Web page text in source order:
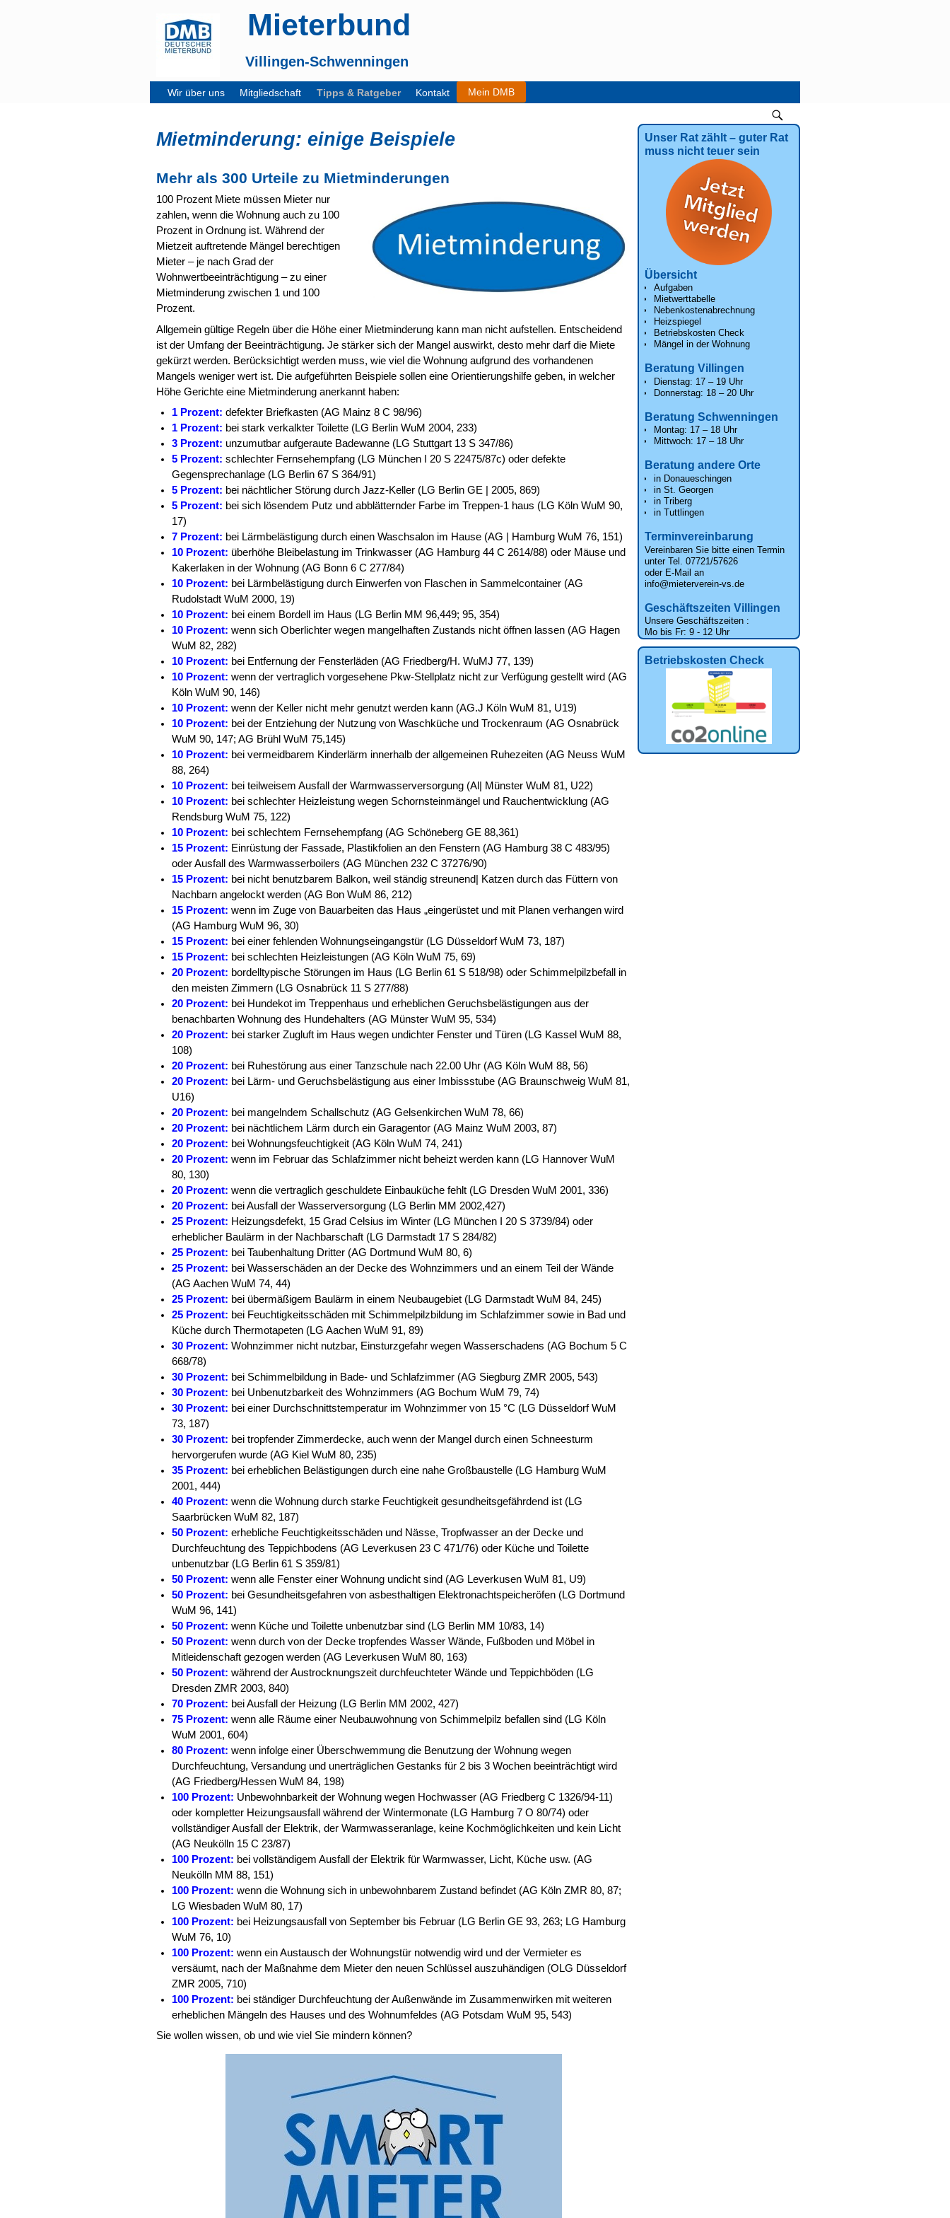
Mieterbund
Villingen-Schwenningen
Wir über uns Mitgliedschaft Tipps & Ratgeber Kontakt Mein DMB
Mietminderung: einige Beispiele
Mehr als 300 Urteile zu Mietminderungen
100 Prozent Miete müssen Mieter nur
zahlen, wenn die Wohnung auch zu 100
Prozent in Ordnung ist. Während der
Mietzeit auftretende Mängel berechtigen
Mieter – je nach Grad der
Wohnwertbeeinträchtigung – zu einer
Mietminderung zwischen 1 und 100
Prozent.
Allgemein gültige Regeln über die Höhe einer Mietminderung kann man nicht aufstellen. Entscheidend
ist der Umfang der Beeinträchtigung. Je stärker sich der Mangel auswirkt, desto mehr darf die Miete
gekürzt werden. Berücksichtigt werden muss, wie viel die Wohnung aufgrund des vorhandenen
Mangels weniger wert ist. Die aufgeführten Beispiele sollen eine Orientierungshilfe geben, in welcher
Höhe Gerichte eine Mietminderung anerkannt haben:
1 Prozent:defekter Briefkasten (AG Mainz 8 C 98/96)
1 Prozent: bei stark verkalkter Toilette (LG Berlin WuM 2004, 233)
3 Prozent: unzumutbar aufgeraute Badewanne (LG Stuttgart 13 S 347/86)
5 Prozent:schlechter Fernsehempfang (LG München I 20 S 22475/87c) oder defekte
Gegensprechanlage (LG Berlin 67 S 364/91)
5 Prozent: bei nächtlicher Störung durch Jazz-Keller (LG Berlin GE | 2005, 869)
5 Prozent: bei sich lösendem Putz und abblätternder Farbe im Treppen-1 haus (LG Köln WuM 90,
17)
7 Prozent: bei Lärmbelästigung durch einen Waschsalon im Hause (AG | Hamburg WuM 76, 151)
10 Prozent: überhöhe Bleibelastung im Trinkwasser (AG Hamburg 44 C 2614/88) oder Mäuse und
Kakerlaken in der Wohnung (AG Bonn 6 C 277/84)
10 Prozent: bei Lärmbelästigung durch Einwerfen von Flaschen in Sammelcontainer (AG
Rudolstadt WuM 2000, 19)
10 Prozent: bei einem Bordell im Haus (LG Berlin MM 96,449; 95, 354)
10 Prozent:wenn sich Oberlichter wegen mangelhaften Zustands nicht öffnen lassen (AG Hagen
WuM 82, 282)
10 Prozent: bei Entfernung der Fensterläden (AG Friedberg/H. WuMJ 77, 139)
10 Prozent:wenn der vertraglich vorgesehene Pkw-Stellplatz nicht zur Verfügung gestellt wird (AG
Köln WuM 90, 146)
10 Prozent:wenn der Keller nicht mehr genutzt werden kann (AG.J Köln WuM 81, U19)
10 Prozent: bei der Entziehung der Nutzung von Waschküche und Trockenraum (AG Osnabrück
WuM 90, 147; AG Brühl WuM 75,145)
10 Prozent: bei vermeidbarem Kinderlärm innerhalb der allgemeinen Ruhezeiten (AG Neuss WuM
88, 264)
10 Prozent: bei teilweisem Ausfall der Warmwasserversorgung (Al| Münster WuM 81, U22)
10 Prozent: bei schlechter Heizleistung wegen Schornsteinmängel und Rauchentwicklung (AG
Rendsburg WuM 75, 122)
10 Prozent: bei schlechtem Fernsehempfang (AG Schöneberg GE 88,361)
15 Prozent: Einrüstung der Fassade, Plastikfolien an den Fenstern (AG Hamburg 38 C 483/95)
oder Ausfall des Warmwasserboilers (AG München 232 C 37276/90)
15 Prozent: bei nicht benutzbarem Balkon, weil ständig streunend| Katzen durch das Füttern von
Nachbarn angelockt werden (AG Bon WuM 86, 212)
15 Prozent:wenn im Zuge von Bauarbeiten das Haus „eingerüstet und mit Planen verhangen wird
(AG Hamburg WuM 96, 30)
15 Prozent: bei einer fehlenden Wohnungseingangstür (LG Düsseldorf WuM 73, 187)
15 Prozent: bei schlechten Heizleistungen (AG Köln WuM 75, 69)
20 Prozent: bordelltypische Störungen im Haus (LG Berlin 61 S 518/98) oder Schimmelpilzbefall in
den meisten Zimmern (LG Osnabrück 11 S 277/88)
20 Prozent: bei Hundekot im Treppenhaus und erheblichen Geruchsbelästigungen aus der
benachbarten Wohnung des Hundehalters (AG Münster WuM 95, 534)
20 Prozent: bei starker Zugluft im Haus wegen undichter Fenster und Türen (LG Kassel WuM 88,
108)
20 Prozent: bei Ruhestörung aus einer Tanzschule nach 22.00 Uhr (AG Köln WuM 88, 56)
20 Prozent: bei Lärm- und Geruchsbelästigung aus einer Imbissstube (AG Braunschweig WuM 81,
U16)
20 Prozent: bei mangelndem Schallschutz (AG Gelsenkirchen WuM 78, 66)
20 Prozent: bei nächtlichem Lärm durch ein Garagentor (AG Mainz WuM 2003, 87)
20 Prozent: bei Wohnungsfeuchtigkeit (AG Köln WuM 74, 241)
20 Prozent:wenn im Februar das Schlafzimmer nicht beheizt werden kann (LG Hannover WuM
80, 130)
20 Prozent:wenn die vertraglich geschuldete Einbauküche fehlt (LG Dresden WuM 2001, 336)
20 Prozent: bei Ausfall der Wasserversorgung (LG Berlin MM 2002,427)
25 Prozent: Heizungsdefekt, 15 Grad Celsius im Winter (LG München I 20 S 3739/84) oder
erheblicher Baulärm in der Nachbarschaft (LG Darmstadt 17 S 284/82)
25 Prozent: bei Taubenhaltung Dritter (AG Dortmund WuM 80, 6)
25 Prozent: bei Wasserschäden an der Decke des Wohnzimmers und an einem Teil der Wände
(AG Aachen WuM 74, 44)
25 Prozent: bei übermäßigem Baulärm in einem Neubaugebiet (LG Darmstadt WuM 84, 245)
25 Prozent: bei Feuchtigkeitsschäden mit Schimmelpilzbildung im Schlafzimmer sowie in Bad und
Küche durch Thermotapeten (LG Aachen WuM 91, 89)
30 Prozent:Wohnzimmer nicht nutzbar, Einsturzgefahr wegen Wasserschadens (AG Bochum 5 C
668/78)
30 Prozent: bei Schimmelbildung in Bade- und Schlafzimmer (AG Siegburg ZMR 2005, 543)
30 Prozent: bei Unbenutzbarkeit des Wohnzimmers (AG Bochum WuM 79, 74)
30 Prozent: bei einer Durchschnittstemperatur im Wohnzimmer von 15 °C (LG Düsseldorf WuM
73, 187)
30 Prozent: bei tropfender Zimmerdecke, auch wenn der Mangel durch einen Schneesturm
hervorgerufen wurde (AG Kiel WuM 80, 235)
35 Prozent: bei erheblichen Belästigungen durch eine nahe Großbaustelle (LG Hamburg WuM
2001, 444)
40 Prozent:wenn die Wohnung durch starke Feuchtigkeit gesundheitsgefährdend ist (LG
Saarbrücken WuM 82, 187)
50 Prozent:erhebliche Feuchtigkeitsschäden und Nässe, Tropfwasser an der Decke und
Durchfeuchtung des Teppichbodens (AG Leverkusen 23 C 471/76) oder Küche und Toilette
unbenutzbar (LG Berlin 61 S 359/81)
50 Prozent:wenn alle Fenster einer Wohnung undicht sind (AG Leverkusen WuM 81, U9)
50 Prozent: bei Gesundheitsgefahren von asbesthaltigen Elektronachtspeicheröfen (LG Dortmund
WuM 96, 141)
50 Prozent:wenn Küche und Toilette unbenutzbar sind (LG Berlin MM 10/83, 14)
50 Prozent:wenn durch von der Decke tropfendes Wasser Wände, Fußboden und Möbel in
Mitleidenschaft gezogen werden (AG Leverkusen WuM 80, 163)
50 Prozent:während der Austrocknungszeit durchfeuchteter Wände und Teppichböden (LG
Dresden ZMR 2003, 840)
70 Prozent: bei Ausfall der Heizung (LG Berlin MM 2002, 427)
75 Prozent:wenn alle Räume einer Neubauwohnung von Schimmelpilz befallen sind (LG Köln
WuM 2001, 604)
80 Prozent:wenn infolge einer Überschwemmung die Benutzung der Wohnung wegen
Durchfeuchtung, Versandung und unerträglichen Gestanks für 2 bis 3 Wochen beeinträchtigt wird
(AG Friedberg/Hessen WuM 84, 198)
100 Prozent: Unbewohnbarkeit der Wohnung wegen Hochwasser (AG Friedberg C 1326/94-11)
oder kompletter Heizungsausfall während der Wintermonate (LG Hamburg 7 O 80/74) oder
vollständiger Ausfall der Elektrik, der Warmwasseranlage, keine Kochmöglichkeiten und kein Licht
(AG Neukölln 15 C 23/87)
100 Prozent: bei vollständigem Ausfall der Elektrik für Warmwasser, Licht, Küche usw. (AG
Neukölln MM 88, 151)
100 Prozent:wenn die Wohnung sich in unbewohnbarem Zustand befindet (AG Köln ZMR 80, 87;
LG Wiesbaden WuM 80, 17)
100 Prozent: bei Heizungsausfall von September bis Februar (LG Berlin GE 93, 263; LG Hamburg
WuM 76, 10)
100 Prozent:wenn ein Austausch der Wohnungstür notwendig wird und der Vermieter es
versäumt, nach der Maßnahme dem Mieter den neuen Schlüssel auszuhändigen (OLG Düsseldorf
ZMR 2005, 710)
100 Prozent: bei ständiger Durchfeuchtung der Außenwände im Zusammenwirken mit weiteren
erheblichen Mängeln des Hauses und des Wohnumfeldes (AG Potsdam WuM 95, 543)
Sie wollen wissen, ob und wie viel Sie mindern können?
Unser Rat zählt – guter Rat
muss nicht teuer sein
Übersicht
Aufgaben
Mietwerttabelle
Nebenkostenabrechnung
Heizspiegel
Betriebskosten Check
Mängel in der Wohnung
Beratung Villingen
Dienstag: 17 – 19 Uhr
Donnerstag: 18 – 20 Uhr
Beratung Schwenningen
Montag: 17 – 18 Uhr
Mittwoch: 17 – 18 Uhr
Beratung andere Orte
in Donaueschingen
in St. Georgen
in Triberg
in Tuttlingen
Terminvereinbarung
Vereinbaren Sie bitte einen Termin
unter Tel. 07721/57626
oder E-Mail an
info@mieterverein-vs.de
Geschäftszeiten Villingen
Unsere Geschäftszeiten :
Mo bis Fr: 9 - 12 Uhr
Betriebskosten Check